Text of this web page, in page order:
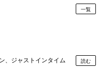
一覧
、ジャストインタイム
読む